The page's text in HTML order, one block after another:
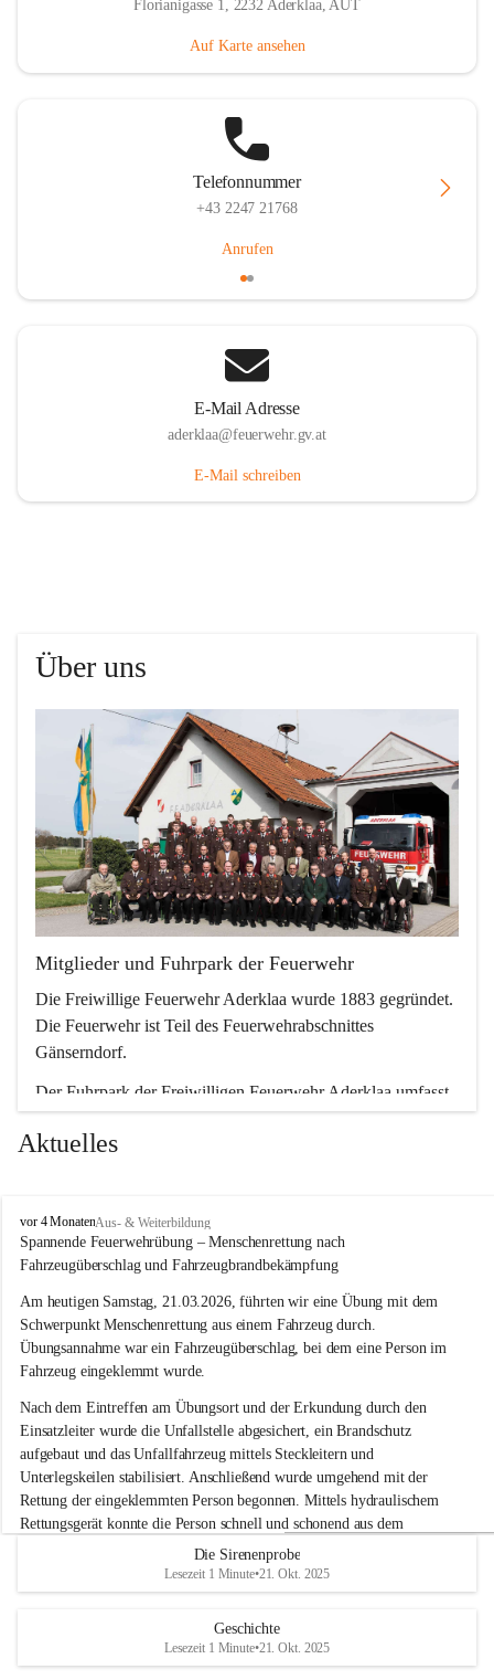
Florianigasse 1, 2232 Aderklaa, AUT
Auf Karte ansehen
Telefonnummer
+43 2247 21768
Anrufen
E-Mail Adresse
aderklaa@feuerwehr.gv.at
E-Mail schreiben
Über uns
Mitglieder und Fuhrpark der Feuerwehr
Die Freiwillige Feuerwehr Aderklaa wurde 1883 gegründet.
Die Feuerwehr ist Teil des Feuerwehrabschnittes
Gänserndorf.
Der Fuhrpark der Freiwilligen Feuerwehr Aderklaa umfasst
ein RLFA-2000 der Marke Mercedes Artego und ein MTFA
der Marke Mercedes Sprinter. Weiters haben wir noch einen
Aktuelles
F
r
e
w
i
l
l
i
g
e
F
e
u
e
r
w
e
vor 4 MonatenAus- & Weiterbildung
Spannende Feuerwehrübung – Menschenrettung nach
Fahrzeugüberschlag und Fahrzeugbrandbekämpfung
Am heutigen Samstag, 21.03.2026, führten wir eine Übung mit dem
Schwerpunkt Menschenrettung aus einem Fahrzeug durch.
Übungsannahme war ein Fahrzeugüberschlag, bei dem eine Person im
Fahrzeug eingeklemmt wurde.
Nach dem Eintreffen am Übungsort und der Erkundung durch den
Einsatzleiter wurde die Unfallstelle abgesichert, ein Brandschutz
aufgebaut und das Unfallfahrzeug mittels Steckleitern und
Unterlegskeilen stabilisiert. Anschließend wurde umgehend mit der
Rettung der eingeklemmten Person begonnen. Mittels hydraulischem
Rettungsgerät konnte die Person schnell und schonend aus dem
Im Anschluss an die technische Übung wurde noch die Bekämpfung
der richtige Umgang mit Handfeuerlöschern besprochen und praktisch
+4
Die Sirenenprobe
Lesezeit 1 Minute•21. Okt. 2025
Geschichte
Lesezeit 1 Minute•21. Okt. 2025